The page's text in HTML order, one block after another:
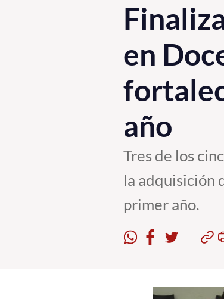
en
año
Tres de los
la adquisición
primer año.